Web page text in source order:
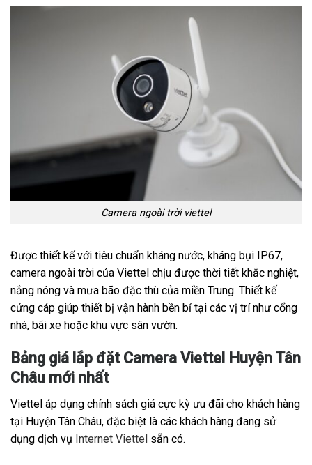
Camera ngoài trời viettel
Được thiết kế với tiêu chuẩn kháng nước, kháng bụi IP67,
camera ngoài trời của Viettel chịu được thời tiết khắc nghiệt,
nắng nóng và mưa bão đặc thù của miền Trung. Thiết kế
cứng cáp giúp thiết bị vận hành bền bỉ tại các vị trí như cổng
nhà, bãi xe hoặc khu vực sân vườn.
Bảng giá lắp đặt Camera Viettel Huyện Tân
Châu mới nhất
Viettel áp dụng chính sách giá cực kỳ ưu đãi cho khách hàng
tại Huyện Tân Châu, đặc biệt là các khách hàng đang sử
dụng dịch vụ Internet Viettel sẵn có.